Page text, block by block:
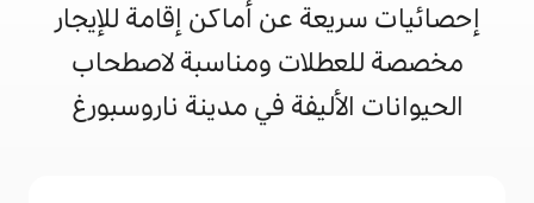
عن أماكن إقامة للإيجار
ومناسبة لاصطحاب
في مدينة ناروسبورغ